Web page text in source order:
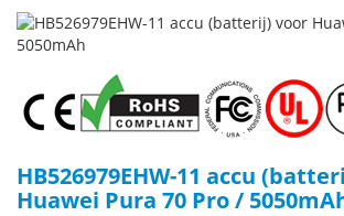
HB526979EHW-11 accu
Huawei Pura 70 Pro /